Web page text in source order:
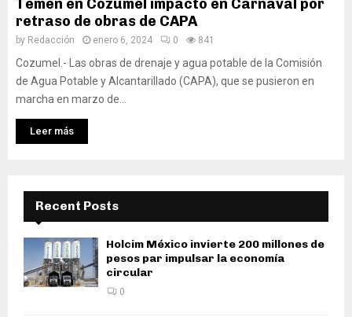
Temen en Cozumel impacto en Carnaval por
retraso de obras de CAPA
by Redacción enero 6, 2024 0 841
Cozumel.- Las obras de drenaje y agua potable de la Comisión
de Agua Potable y Alcantarillado (CAPA), que se pusieron en
marcha en marzo de...
Leer más
Recent Posts
Holcim México invierte 200 millones de
pesos par impulsar la economía
circular
0